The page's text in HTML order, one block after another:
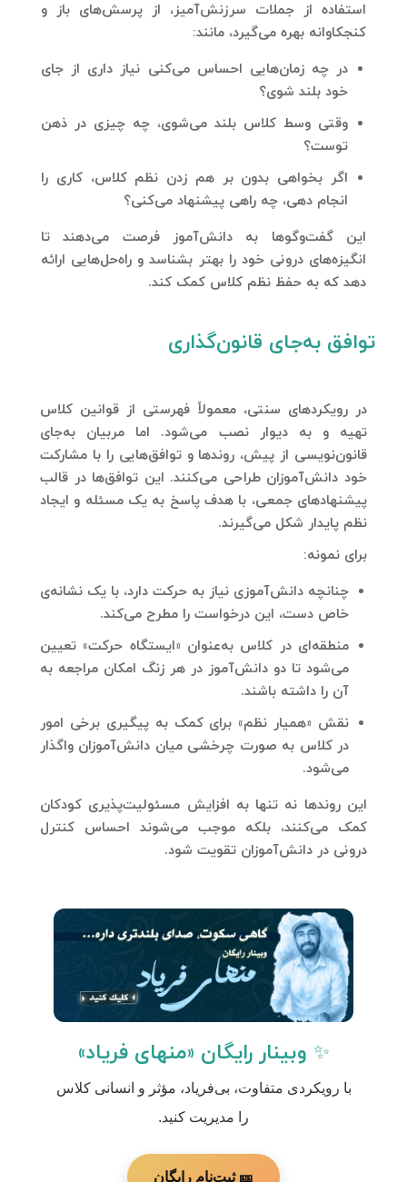
استفاده از جملات سرزنش‌آمیز، از پرسش‌های باز و
کنجکاوانه بهره می‌گیرد، مانند:
در چه زمان‌هایی احساس می‌کنی نیاز داری از جای
خود بلند شوی؟
وقتی وسط کلاس بلند می‌شوی، چه چیزی در ذهن
توست؟
اگر بخواهی بدون بر هم زدن نظم کلاس، کاری را
انجام دهی، چه راهی پیشنهاد می‌کنی؟
این گفت‌وگوها به دانش‌آموز فرصت می‌دهند تا
انگیزه‌های درونی خود را بهتر بشناسد و راه‌حل‌هایی ارائه
دهد که به حفظ نظم کلاس کمک کند.
توافق به‌جای قانون‌گذاری
در رویکردهای سنتی، معمولاً فهرستی از قوانین کلاس
تهیه و به دیوار نصب می‌شود. اما مربیان به‌جای
قانون‌نویسی از پیش، روندها و توافق‌هایی را با مشارکت
خود دانش‌آموزان طراحی می‌کنند. این توافق‌ها در قالب
پیشنهادهای جمعی، با هدف پاسخ به یک مسئله و ایجاد
نظم پایدار شکل می‌گیرند.
برای نمونه:
چنانچه دانش‌آموزی نیاز به حرکت دارد، با یک نشانه‌ی
خاص دست، این درخواست را مطرح می‌کند.
منطقه‌ای در کلاس به‌عنوان «ایستگاه حرکت» تعیین
می‌شود تا دو دانش‌آموز در هر زنگ امکان مراجعه به
آن را داشته باشند.
نقش «همیار نظم» برای کمک به پیگیری برخی امور
در کلاس به صورت چرخشی میان دانش‌آموزان واگذار
می‌شود.
این روندها نه تنها به افزایش مسئولیت‌پذیری کودکان
کمک می‌کنند، بلکه موجب می‌شوند احساس کنترل
درونی در دانش‌آموزان تقویت شود.
✨ وبینار رایگان «منهای فریاد»
با رویکردی متفاوت، بی‌فریاد، مؤثر و انسانی کلاس
را مدیریت کنید.
🎫 ثبت‌نام رایگان